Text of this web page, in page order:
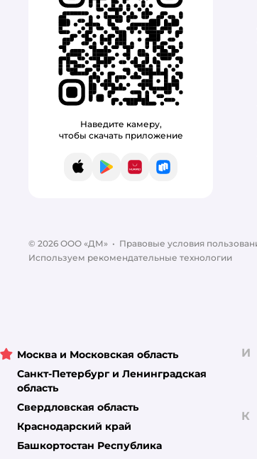
Наведите камеру,
чтобы скачать приложение
App StoreGoogle Play
AppGallery
RuStore
© 2026 ООО «ДМ» • Правовые условия
Используем рекомендательные технологии
Москва и Московская область
Санкт-Петербург и Ленинградская
область
Свердловская область
Краснодарский край
Башкортостан Республика
И
К